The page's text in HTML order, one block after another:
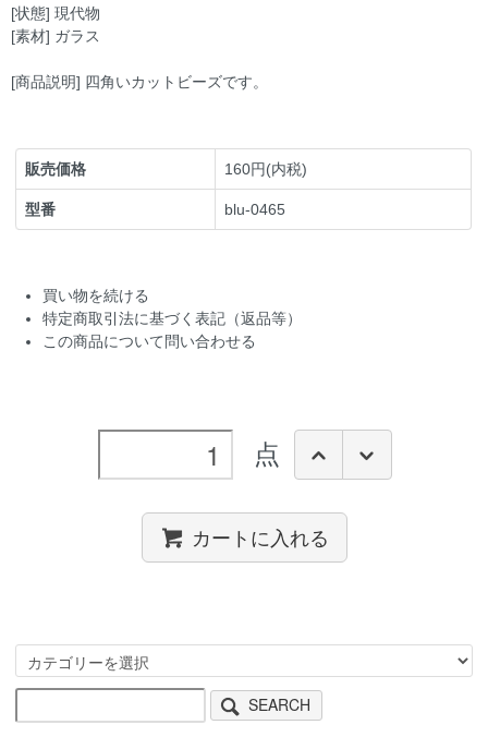
[状態] 現代物
[素材] ガラス
[商品説明] 四角いカットビーズです。
販売価格 160円(内税)
型番 blu-0465
買い物を続ける
特定商取引法に基づく表記（返品等）
この商品について問い合わせる
点
カートに入れる
SEARCH